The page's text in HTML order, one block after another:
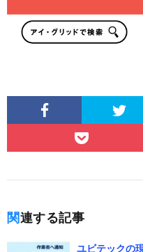
関連する記事
ユビテックの